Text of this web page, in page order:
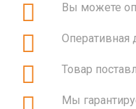
Вы можете
Оперативная
Товар
Мы